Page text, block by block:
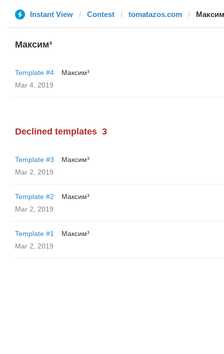
Instant View Contest tomatazos.com
Максим³
Template #4
Максим³
Mar 4, 2019
Declined templates 3
Template #3
Максим³
Mar 2, 2019
Template #2
Максим³
Mar 2, 2019
Template #1
Максим³
Mar 2, 2019